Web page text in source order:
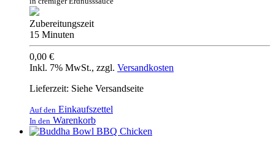
Zubereitungszeit
15 Minuten
0,00 €
Inkl. 7% MwSt., zzgl. Versandkosten
Lieferzeit: Siehe Versandseite
Auf den Einkaufszettel
In den Warenkorb